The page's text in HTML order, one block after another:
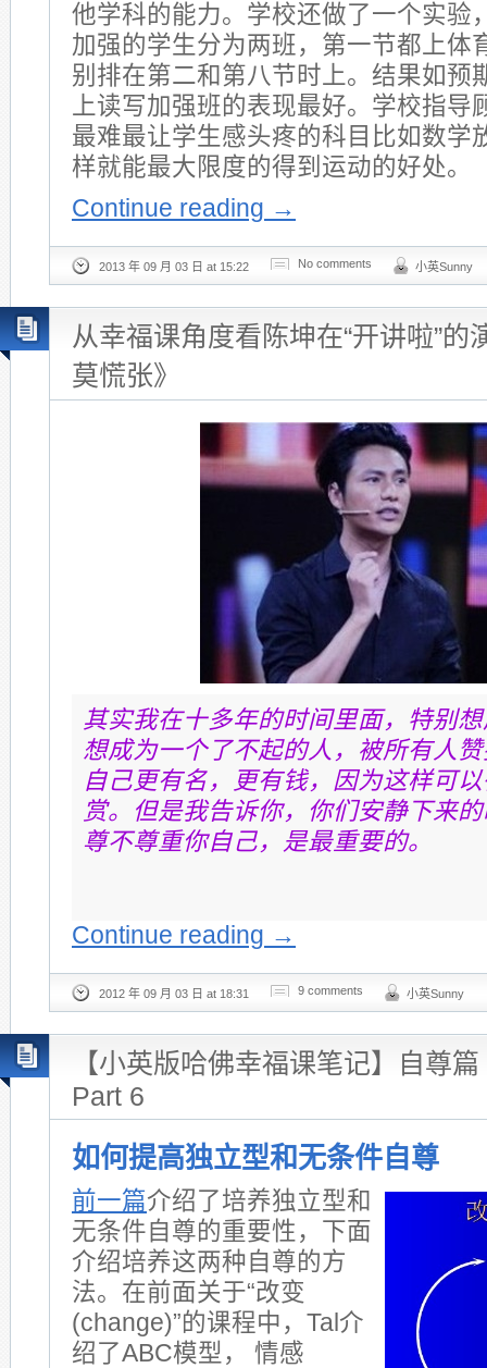
他学科的能力。学校还做了一个实验
加强的学生分为两班，第一节都上体
别排在第二和第八节时上。结果如预
上读写加强班的表现最好。学校指导
最难最让学生感头疼的科目比如数学
样就能最大限度的得到运动的好处。
Continue reading →
2013 年 09 月 03 日 at 15:22 No comments 小英Sunny
从幸福课角度看陈坤在“开讲啦”的
莫慌张》
其实我在十多年的时间里面，特别
想成为一个了不起的人，被所有人
自己更有名，更有钱，因为这样可
赏。但是我告诉你，你们安静下来
尊不尊重你自己，是最重要的。
Continue reading →
2012 年 09 月 03 日 at 18:31 9 comments 小英Sunny
【小英版哈佛幸福课笔记】自尊
Part 6
如何提高独立型和无条件自尊
前一篇介绍了培养独立型和
无条件自尊的重要性，下面
介绍培养这两种自尊的方
法。在前面关于“改变
(change)”的课程中，Tal介
绍了ABC模型， 情感